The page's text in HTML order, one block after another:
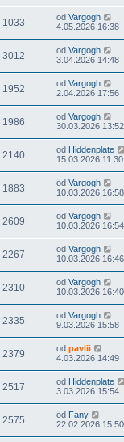
1033 od Vargogh
4.05.2026 16:38
3012 od Vargogh
3.04.2026 14:48
1952 od Vargogh
2.04.2026 17:56
1986 od Vargogh
30.03.2026 13:52
2140 od Hiddenplate
15.03.2026 11:30
1883 od Vargogh
10.03.2026 16:58
2609 od Vargogh
10.03.2026 16:54
2267 od Vargogh
10.03.2026 16:46
2310 od Vargogh
10.03.2026 16:40
2335 od Vargogh
9.03.2026 15:58
2379 od pavlii
4.03.2026 14:49
2517 od Hiddenplate
3.03.2026 15:54
2575 od Fany
22.02.2026 15:50